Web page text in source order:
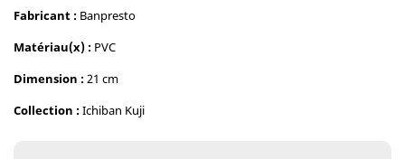
Fabricant : Banpresto
Matériau(x) : PVC
Dimension :21 cm
Collection :Ichiban Kuji